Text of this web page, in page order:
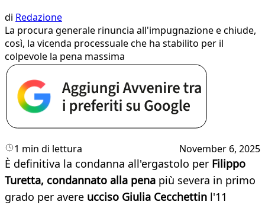
di Redazione
La procura generale rinuncia all'impugnazione e chiude,
così, la vicenda processuale che ha stabilito per il
colpevole la pena massima
1 min di lettura November 6, 2025
È definitiva la condanna all'ergastolo per Filippo
Turetta, condannato alla pena più severa in primo
grado per avere ucciso Giulia Cecchettin l'11